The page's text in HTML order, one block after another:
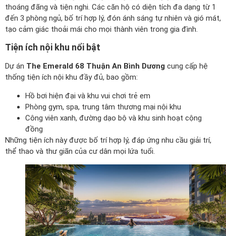
thoáng đãng và tiện nghi. Các căn hộ có diện tích đa dạng từ 1
đến 3 phòng ngủ, bố trí hợp lý, đón ánh sáng tự nhiên và gió mát,
tạo cảm giác thoải mái cho mọi thành viên trong gia đình.
Tiện ích nội khu nổi bật
Dự án The Emerald 68 Thuận An Bình Dương cung cấp hệ
thống tiện ích nội khu đầy đủ, bao gồm:
Hồ bơi hiện đại và khu vui chơi trẻ em
Phòng gym, spa, trung tâm thương mại nội khu
Công viên xanh, đường dạo bộ và khu sinh hoạt cộng
đồng
Những tiện ích này được bố trí hợp lý, đáp ứng nhu cầu giải trí,
thể thao và thư giãn của cư dân mọi lứa tuổi.